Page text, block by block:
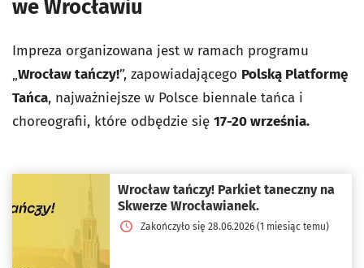
we Wrocławiu
Impreza organizowana jest w ramach programu
„Wrocław tańczy!”, zapowiadającego Polską Platformę
Tańca, najważniejsze w Polsce biennale tańca i
choreografii, które odbędzie się 17-20 września.
Wrocław tańczy! Parkiet taneczny na
Skwerze Wrocławianek.
Zakończyło się 28.06.2026 (1 miesiąc temu)